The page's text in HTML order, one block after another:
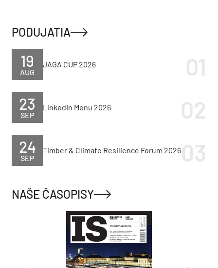
PODUJATIA
AUG
19 JAGA CUP 2026
SEP
23 LinkedIn Menu 2026
SEP
24 Timber & Climate Resilience Forum 2026
NAŠE ČASOPISY